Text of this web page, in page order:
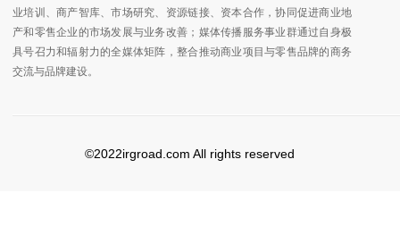
业培训、商产智库、市场研究、资源链接、资本合作，协同促进商业地
产和零售企业的市场发展与业务改善；媒体传播服务事业群通过自身极
具号召力和辐射力的全媒体矩阵，整合推动商业项目与零售品牌的商务
交流与品牌建设。
©2022irgroad.com All rights reserved